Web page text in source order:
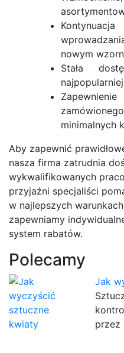
nowym
Stała
minimalnych
Aby zapewnić
nasza firma zatrudnia
wykwalifikowanych
przyjaźni specjaliści
w najlepszych
zapewniamy
system rabatów.
Polecamy
Jak
przez